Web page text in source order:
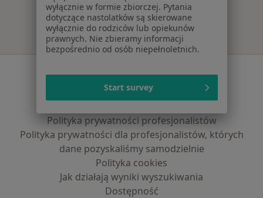
Regulamin
Polityka prywatności profesjonalistów
Polityka prywatności dla profesjonalistów, których
dane pozyskaliśmy samodzielnie
Polityka cookies
Jak działają wyniki wyszukiwania
Dostępność
wyłącznie w formie zbiorczej. Pytania
dotyczące nastolatków są skierowane
wyłącznie do rodziców lub opiekunów
prawnych. Nie zbieramy informacji
bezpośrednio od osób niepełnoletnich.
Start survey